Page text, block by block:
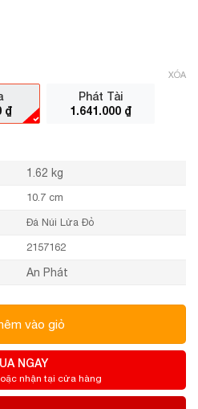
₫
Phát Tài
1.641.000 ₫
XÓA
1.62 kg
10.7 cm
Đá Núi Lửa Đỏ
2157162
An Phát
vào giỏ
NGAY
nhận tại cửa hàng